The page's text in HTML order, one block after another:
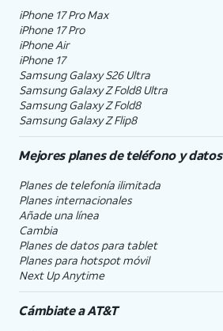
iPhone 17 Pro Max
iPhone 17 Pro
iPhone Air
iPhone 17
Samsung Galaxy S26 Ultra
Samsung Galaxy Z Fold8 Ultra
Samsung Galaxy Z Fold8
Samsung Galaxy Z Flip8
Mejores planes de teléfono y datos
Planes de telefonía ilimitada
Planes internacionales
Añade una línea
Cambia
Planes de datos para tablet
Planes para hotspot móvil
Next Up Anytime
Cámbiate aAT&T